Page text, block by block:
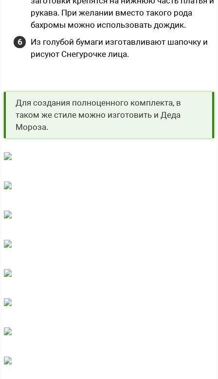
рукава. При желании вместо такого рода
бахромы можно использовать дождик.
Из голубой бумаги изготавливают шапочку и
рисуют Снегурочке лица.
Для создания полноценного комплекта, в
таком же стиле можно изготовить и Деда
Мороза.